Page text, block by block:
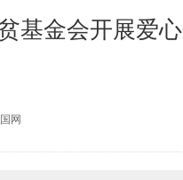
基金会开展爱
网